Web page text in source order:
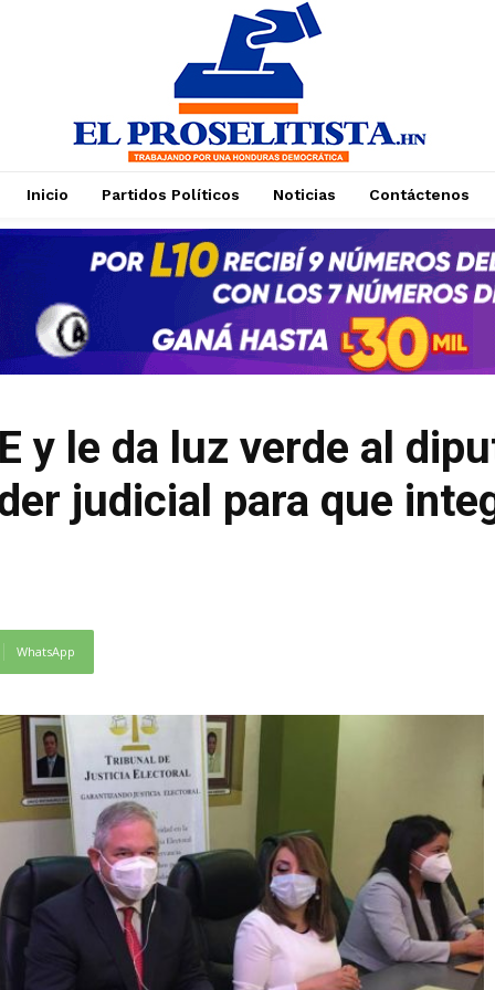
Suscríbase a nuestro boletín
Manténgase informado de nuestro contenido,
recibiendo noticias directamente en su correo
electrónico.
Suscribirse
Suscríbase a nuestro boletín
Manténgase informado de nuestro contenido,
recibiendo noticias directamente en su correo
electrónico.
Suscribirse
Inicio Partidos Políticos Noticias Contáctenos
y le da luz verde al
judicial para que
WhatsApp